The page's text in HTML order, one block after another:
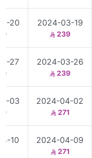
2024-03-19
239
20
2024-03-26
239
27
2024-04-02
271
03
2024-04-09
271
10